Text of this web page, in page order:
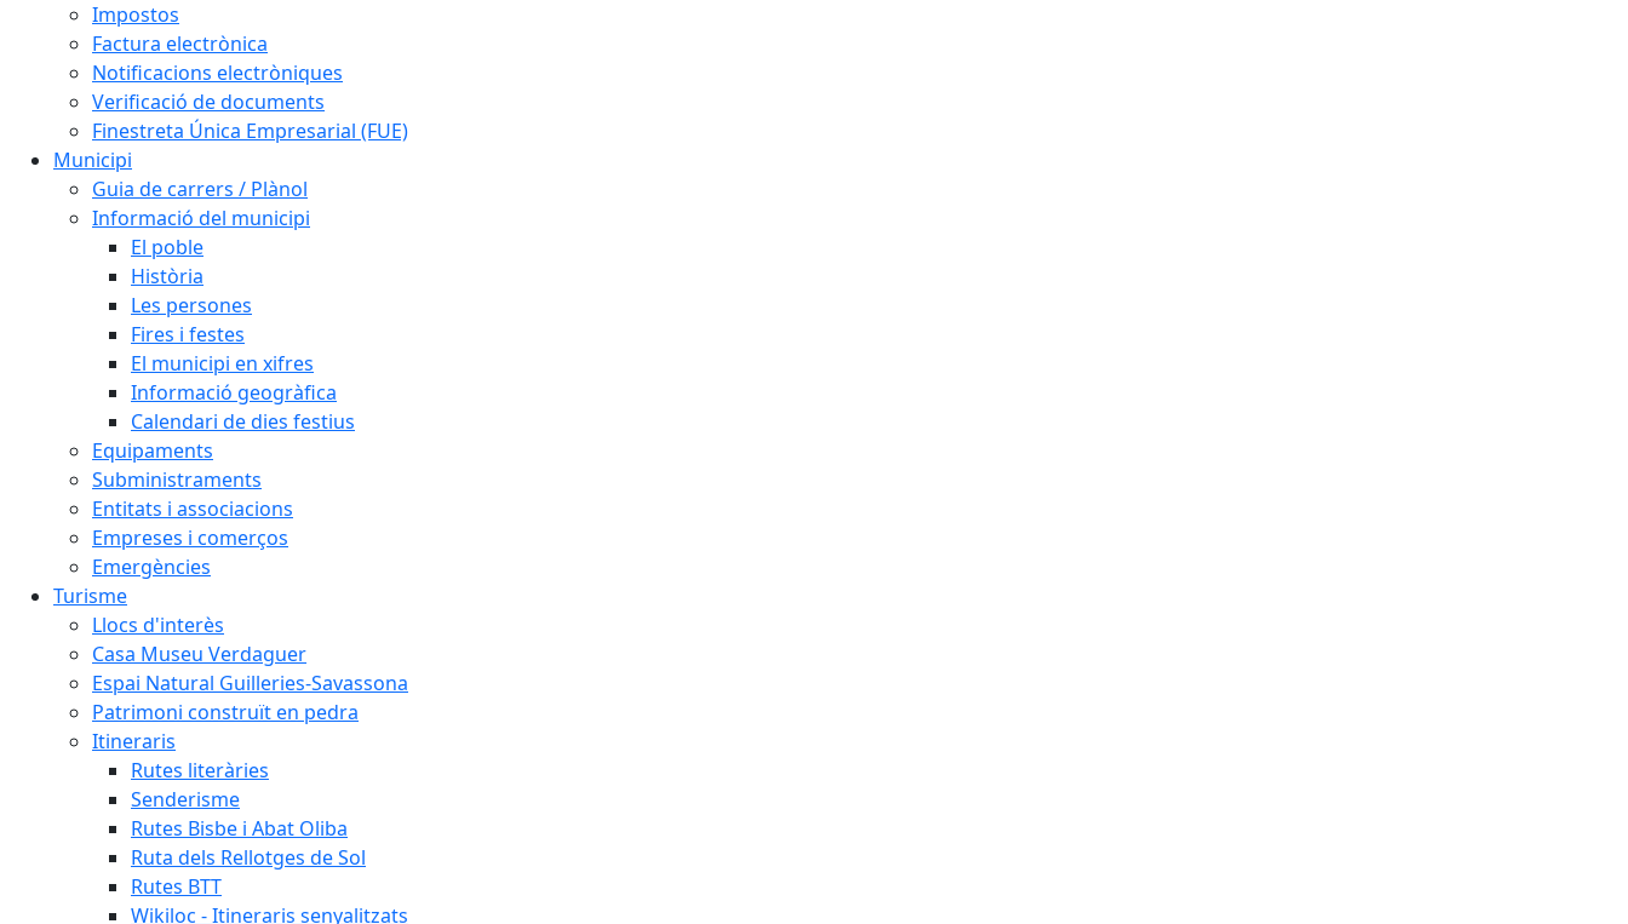
Impostos
Factura electrònica
Notificacions electròniques
Verificació de documents
Finestreta Única Empresarial (FUE)
Municipi
Guia de carrers / Plànol
Informació del municipi
El poble
Història
Les persones
Fires i festes
El municipi en xifres
Informació geogràfica
Calendari de dies festius
Equipaments
Subministraments
Entitats i associacions
Empreses i comerços
Emergències
Turisme
Llocs d'interès
Casa Museu Verdaguer
Espai Natural Guilleries-Savassona
Patrimoni construït en pedra
Itineraris
Rutes literàries
Senderisme
Rutes Bisbe i Abat Oliba
Ruta dels Rellotges de Sol
Rutes BTT
Wikiloc - Itineraris senyalitzats